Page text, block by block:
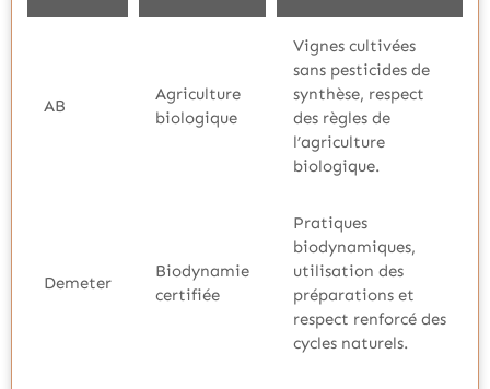
AB
Agriculture
biologique
Vignes cultivées
sans pesticides de
synthèse, respect
des règles de
l’agriculture
biologique.
Demeter
Biodynamie
certifiée
Pratiques
biodynamiques,
utilisation des
préparations et
respect renforcé des
cycles naturels.